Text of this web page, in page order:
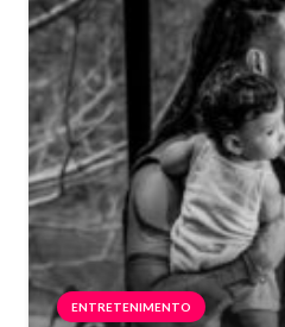
ENTRETENIMENTO